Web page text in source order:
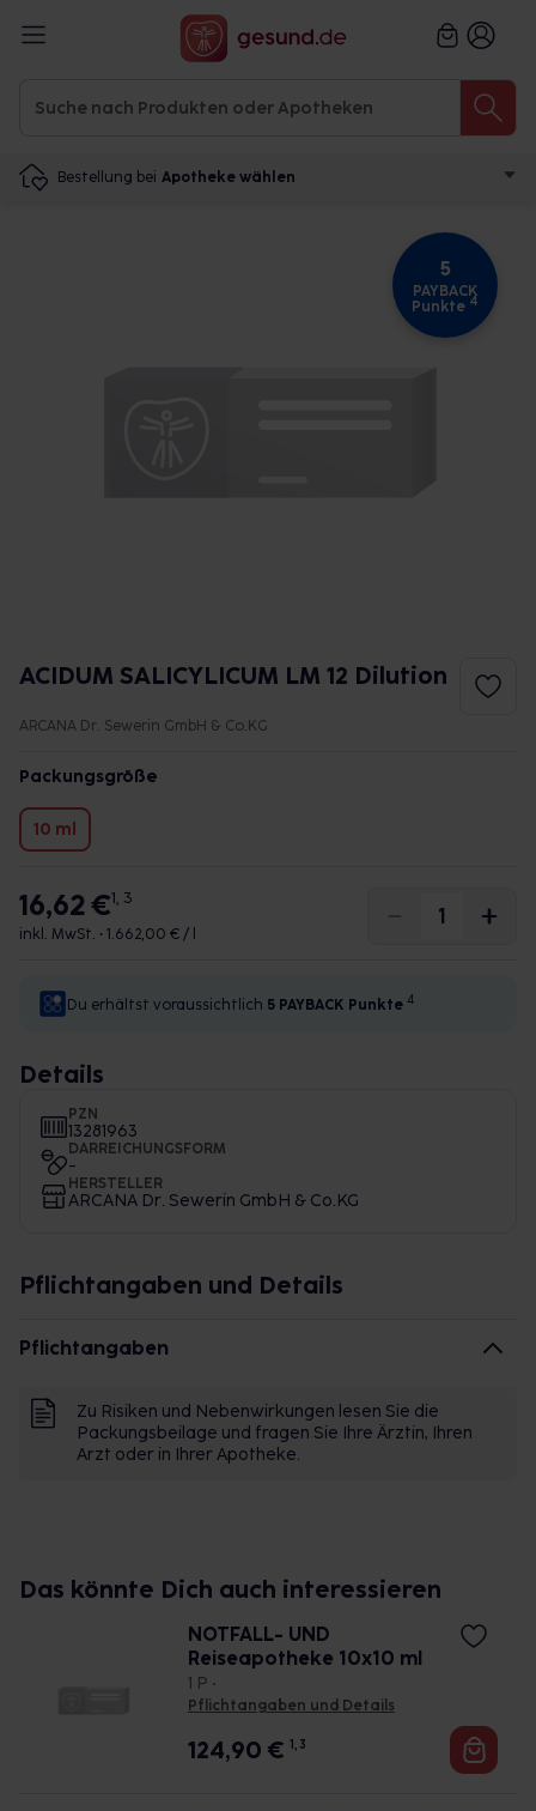
Bestellung bei Apotheke wählen
5
PAYBACK
Punkte 4
ACIDUM SALICYLICUM LM 12 Dilution
ARCANA Dr. Sewerin GmbH & Co.KG
Packungsgröße
10 ml
16,62 €1, 3
inkl. MwSt. • 1.662,00 € / l
Du erhältst voraussichtlich 5 PAYBACK Punkte 4
Details
PZN
13281963
DARREICHUNGSFORM
-
HERSTELLER
ARCANA Dr. Sewerin GmbH & Co.KG
Pflichtangaben und Details
Pflichtangaben
Zu Risiken und Nebenwirkungen lesen Sie die
Packungsbeilage und fragen Sie Ihre Ärztin, Ihren
Arzt oder in Ihrer Apotheke.
Das könnte Dich auch interessieren
NOTFALL- UND
Reiseapotheke 10x10 ml
1 P •
Pflichtangaben und Details
124,90 € 1, 3